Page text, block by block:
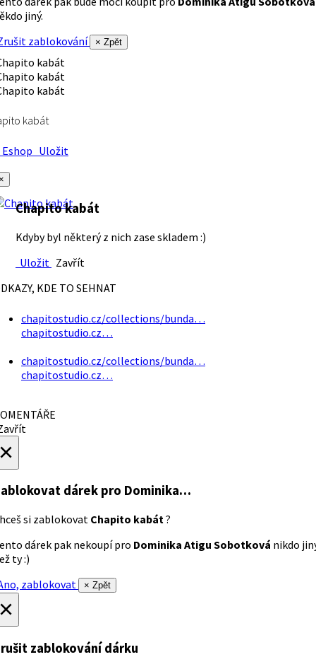
jiný.
zablokování
× Zpět
kabát
Uložit
Chapito kabát
Kdyby byl některý z nich zase skladem :)
Uložit Zavřít
KDE TO SEHNAT
chapitostudio.cz/collections/bunda…
chapitostudio.cz…
chapitostudio.cz/collections/bunda…
chapitostudio.cz…
dárek pro Dominika…
si zablokovat Chapito kabát ?
dárek pak nekoupí pro Dominika Atigu Sobotková nikdo
ty :)
zablokovat
× Zpět
zablokování dárku